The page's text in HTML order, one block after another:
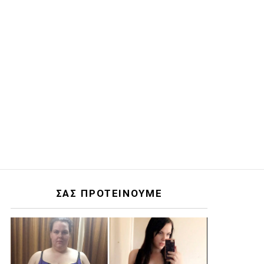
ΣΑΣ ΠΡΟΤΕΙΝΟΥΜΕ